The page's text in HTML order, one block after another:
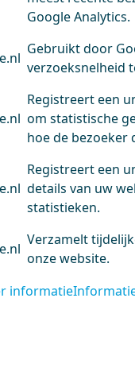
Google Analytics.
Gebruikt door
verzoeksnelheid
Registreert een
om statistische
hoe de bezoeker
Registreert een
details van uw
statistieken.
Verzamelt
onze website.
informatie